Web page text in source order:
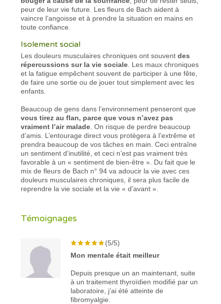
peur de leur vie future. Les fleurs de Bach aident à
vaincre l’angoisse et à prendre la situation en mains en
toute confiance.
Isolement social
Les douleurs musculaires chroniques ont souventdes
répercussions sur la vie sociale . Les maux chroniques
et la fatigue empêchent souvent de participer à une fête,
de faire une sortie ou de jouer tout simplement avec les
enfants.
Beaucoup de gens dans l’environnement penseront que
vous tirez au flan, parce que vous n’avez pas
vraiment l’air malade . On risque de perdre beaucoup
d’amis. L’entourage direct vous protègera à l’extrême et
prendra beaucoup de vos tâches en main. Ceci entraîne
un sentiment d’inutilité, et ceci n’est pas vraiment très
favorable à un « sentiment de bien-être ». Du fait que le
mix de fleurs de Bach n° 94 va adoucir la vie avec ces
douleurs musculaires chroniques, il sera plus facile de
reprendre la vie sociale et la vie « d’avant ».
Témoignages
(5/5)
Mon mentale était meilleur
Depuis presque un an maintenant, suite
à un traitement thyroïdien modifié par un
laboratoire, j’ai été atteinte de
fibromyalgie.